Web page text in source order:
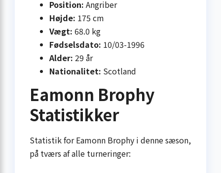
Position: Angriber
Højde: 175 cm
Vægt: 68.0 kg
Fødselsdato: 10/03-1996
Alder: 29 år
Nationalitet: Scotland
Eamonn Brophy
Statistikker
Statistik for Eamonn Brophy i denne sæson,
på tværs af alle turneringer: